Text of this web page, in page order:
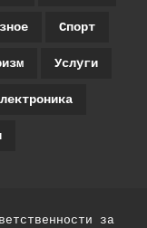
Спорт
Услуги
за